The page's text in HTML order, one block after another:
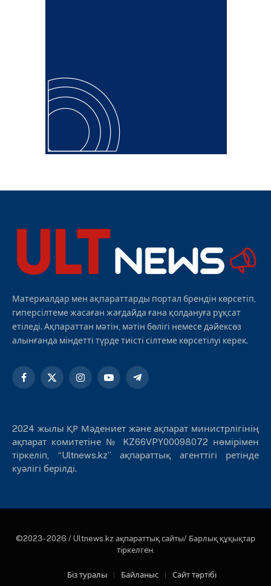
Материалдар мен ақпараттарды портал брендін көрсетіп,
гиперсілтеме жасаған жағдайда ғана қолдануға рұқсат
етіледі. Ақпараттан мәтін, мәтін бөлігі немесе дәйексөз
алынғанда міндетті түрде тиісті сілтеме көрсетілуі керек.
Facebook
X
InstagramYouTubeTelegram
2024 жылы ҚР Мәдениет және ақпарат министрлігінің
ақпарат комитетіне № KZ66VPY00098072 нөмірімен
тіркеліп, “Ultnews.kz” ақпараттық агенттігі ретінде
куәлігі берілді.
©2023- 2026 / Ultnews.kz ақпараттық сайты/ Барлық құқықтар
тіркелген.
Біз туралы Байланыс Сайт тәртібі